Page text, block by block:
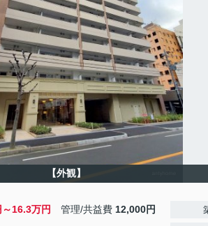
【外観】
16.3万円 管理/共益費 12,000円